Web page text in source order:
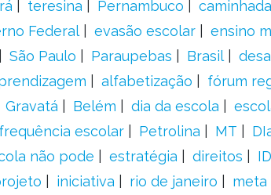
teresina Pernambuco caminhada
Federal evasão escolar ensino
São Paulo Paraupebas Brasil
alfabetização fórum
Gravatá Belém dia da escola
frequência escolar Petrolina MT
não pode estratégia direitos
iniciativa rio de janeiro meta